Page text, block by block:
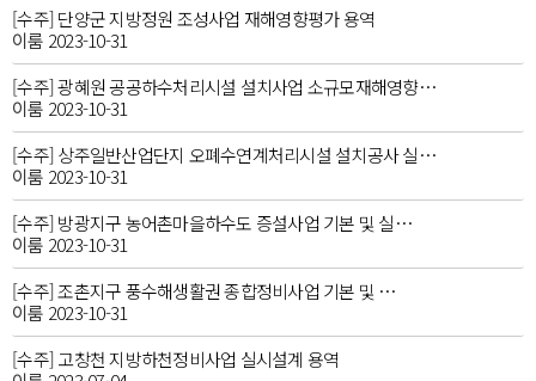
[수주] 단양군 지방정원 조성사업 재해영향평가 용역
이룸 2023-10-31
[수주] 광혜원 공공하수처리시설 설치사업 소규모재해영향…
이룸 2023-10-31
[수주] 상주일반산업단지 오폐수연계처리시설 설치공사 실…
이룸 2023-10-31
[수주] 방광지구 농어촌마을하수도 증설사업 기본 및 실…
이룸 2023-10-31
[수주] 조촌지구 풍수해생활권 종합정비사업 기본 및 …
이룸 2023-10-31
[수주] 고창천 지방하천정비사업 실시설계 용역